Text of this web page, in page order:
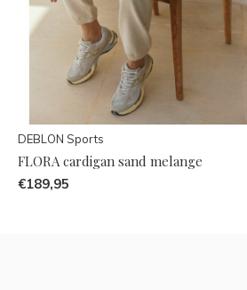
DEBLON Sports
FLORA cardigan sand melange
€189,95